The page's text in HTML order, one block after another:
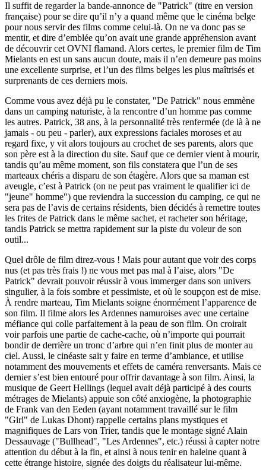
Il suffit de regarder la bande-annonce de "Patrick" (titre en version
française) pour se dire qu’il n’y a quand même que le cinéma belge
pour nous servir des films comme celui-là. On ne va donc pas se
mentir, et dire d’emblée qu’on avait une grande appréhension avant
de découvrir cet OVNI flamand. Alors certes, le premier film de Tim
Mielants en est un sans aucun doute, mais il n’en demeure pas moins
une excellente surprise, et l’un des films belges les plus maîtrisés et
surprenants de ces derniers mois.
Comme vous avez déjà pu le constater, "De Patrick" nous emmène
dans un camping naturiste, à la rencontre d’un homme pas comme
les autres. Patrick, 38 ans, à la personnalité très renfermée (de là à ne
jamais - ou peu - parler), aux expressions faciales moroses et au
regard fixe, y vit alors toujours au crochet de ses parents, alors que
son père est à la direction du site. Sauf que ce dernier vient à mourir,
tandis qu’au même moment, son fils constatera que l’un de ses
marteaux chéris a disparu de son étagère. Alors que sa maman est
aveugle, c’est à Patrick (on ne peut pas vraiment le qualifier ici de
"jeune" homme") que reviendra la succession du camping, ce qui ne
sera pas de l’avis de certains résidents, bien décidés à remettre toutes
les frites de Patrick dans le même sachet, et racheter son héritage,
tandis Patrick se mettra rapidement sur la piste du voleur de son
outil...
Quel drôle de film direz-vous ! Mais pour autant que voir des corps
nus (et pas très frais !) ne vous met pas mal à l’aise, alors "De
Patrick" devrait pouvoir réussir à vous immerger dans son univers
singulier, à la fois sombre et pessimiste, et où le soupçon est de mise.
À rendre marteau, Tim Mielants soigne énormément l’apparence de
son film. Il filme alors les Ardennes namuroises avec une certaine
méfiance qui colle parfaitement à la peau de son film. On croirait
voir parfois une partie de cache-cache, où n’importe qui pourrait
bondir de derrière un tronc d’arbre qui n’en finit plus de monter au
ciel. Aussi, le cinéaste sait y faire en terme d’ambiance, et utilise
notamment des mouvements et effets de caméra renversants. Mais ce
dernier s’est bien entouré pour offrir davantage à son film. Ainsi, la
musique de Geert Hellings (lequel avait déjà participé à des courts
métrages de Mielants) appuie son côté anxiogène, la photographie
de Frank van den Eeden (ayant notamment travaillé sur le film
"Girl" de Lukas Dhont) rappelle certains plans mystiques et
magnifiques de Lars von Trier, tandis que le montage signé Alain
Dessauvage ("Bullhead", "Les Ardennes", etc.) réussi à capter notre
attention du début à la fin, et ainsi à nous tenir en haleine quant à
cette étrange histoire, signée des doigts du réalisateur lui-même.